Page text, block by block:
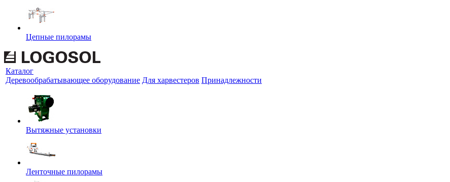
Цепные пилорамы
Каталог
Деревообрабатывающее оборудование Для харвестеров Принадлежности
Вытяжные установки
Ленточные пилорамы